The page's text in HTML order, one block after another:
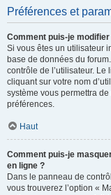
Préférences et
Comment puis-je
Si vous êtes un utilisateur
base de données du
contrôle de l’utilisateur.
cliquant sur votre nom
système vous permettra
préférences.
Haut
Comment puis-je
en ligne ?
Dans le panneau de
vous trouverez l’option «